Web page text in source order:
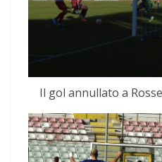
Il gol annullato a